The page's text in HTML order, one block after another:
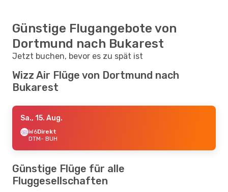
Günstige Flugangebote von
Dortmund nach Bukarest
Jetzt buchen, bevor es zu spät ist
Wizz Air Flüge von Dortmund nach
Bukarest
Sa., 15. Aug.
W6Direkt
DTM- BUH
Günstige Flüge für alle
Fluggesellschaften